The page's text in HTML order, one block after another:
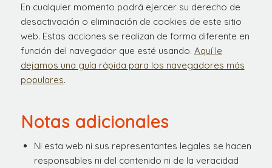
En cualquier momento podrá ejercer su derecho de
desactivación o eliminación de cookies de este sitio
web. Estas acciones se realizan de forma diferente en
función del navegador que esté usando. Aquí le
dejamos una guía rápida para los navegadores más
populares.
Notas adicionales
Ni esta web ni sus representantes legales se hacen
responsables ni del contenido ni de la veracidad